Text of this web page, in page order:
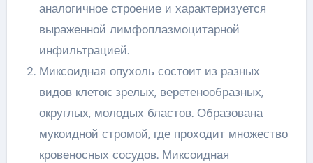
аналогичное строение и характеризуется
выраженной лимфоплазмоцитарной
инфильтрацией.
Миксоидная опухоль состоит из разных
видов клеток: зрелых, веретенообразных,
округлых, молодых бластов. Образована
мукоидной стромой, где проходит множество
кровеносных сосудов. Миксоидная